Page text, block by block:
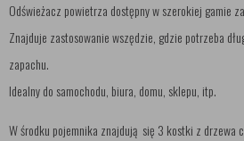
Odświeżacz powietrza dostępny w szerokiej gamie
Znajduje zastosowanie wszędzie, gdzie potrzeba
zapachu.
Idealny do samochodu, biura, domu, sklepu, itp.
W środku pojemnika znajdują się 3 kostki z drzewa